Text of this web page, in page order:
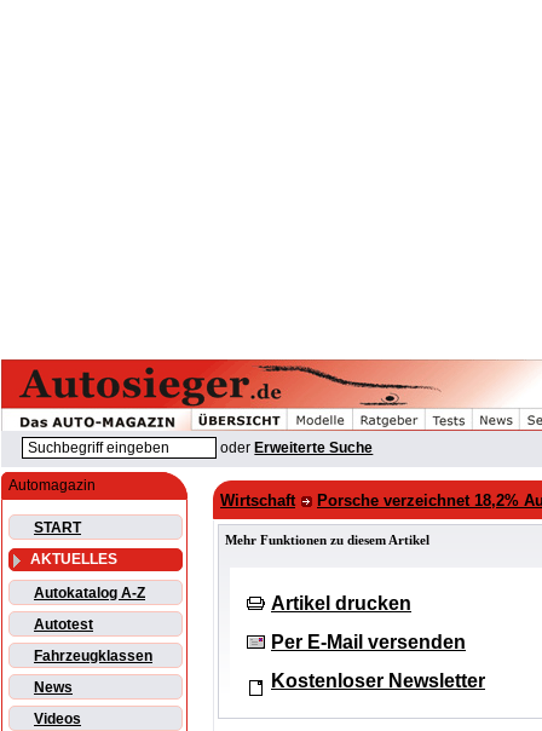
oder Erweiterte Suche
Automagazin
START
AKTUELLES
Autokatalog A-Z
Autotest
Fahrzeugklassen
News
Videos
Wirtschaft Porsche verzeichnet 18,2%
Mehr Funktionen zu diesem Artikel
Artikel drucken
Per E-Mail versenden
Kostenloser Newsletter